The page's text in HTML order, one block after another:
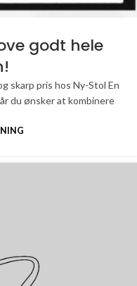
godt hele
skarp pris hos Ny-Stol En
du ønsker at kombinere